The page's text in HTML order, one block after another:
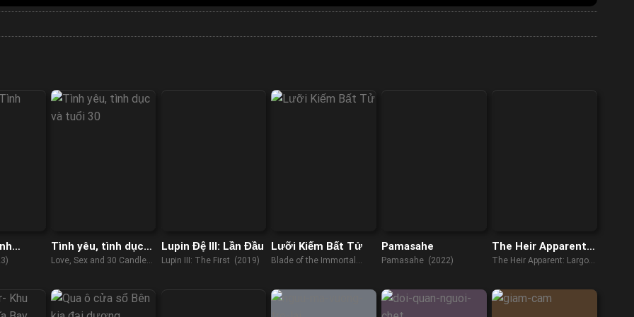
Tình yêu, tình dục
và tuổi 30
Love, Sex and 30 Candles
Lupin Đệ III: Lần Đầu
Lupin III: The First (2019)
Lưỡi Kiếm Bất Tử
Blade of the Immortal
Pamasahe
Pamasahe (2022)
The Heir Apparent:
Largo Winch
The Heir Apparent: Largo